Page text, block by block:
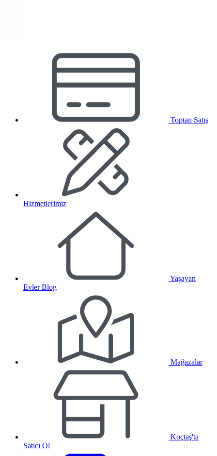
Toptan Satış
Hizmetlerimiz
Yaşayan
Evler Blog
Mağazalar
Koçtaş'ta
Satıcı Ol